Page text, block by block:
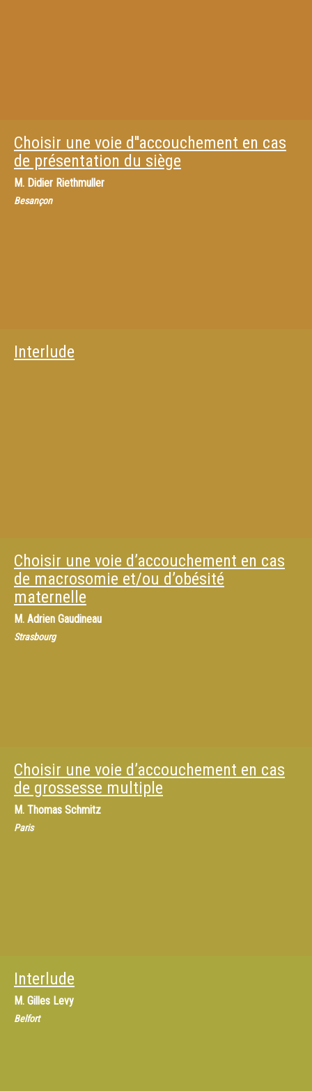
Choisir une voie d''accouchement en cas
de présentation du siège
M. Didier Riethmuller
Besançon
Interlude
Choisir une voie d’accouchement en cas
de macrosomie et/ou d’obésité
maternelle
M. Adrien Gaudineau
Strasbourg
Choisir une voie d’accouchement en cas
de grossesse multiple
M. Thomas Schmitz
Paris
Interlude
M. Gilles Levy
Belfort